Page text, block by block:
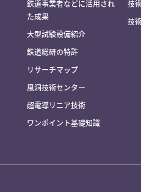
鉄道事業者などに活用され
た成果
大型試験設備紹介
鉄道総研の特許
リサーチマップ
風洞技術センター
超電導リニア技術
ワンポイント基礎知識
技
技